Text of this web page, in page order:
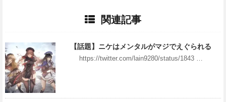
関連記事
【話題】ニケはメンタルがマジでえぐられる
https://twitter.com/lain9280/status/1843 …